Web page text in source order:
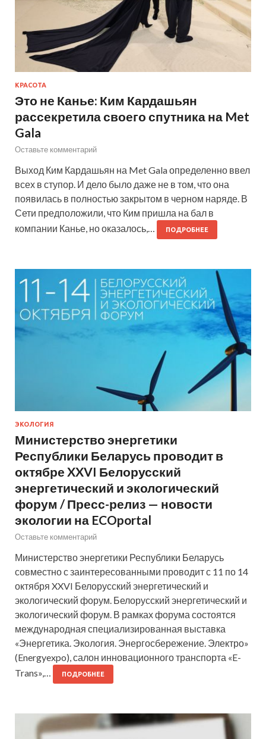
КРАСОТА
Это не Канье: Ким Кардашьян
рассекретила своего спутника на Met
Gala
Оставьте комментарий
Выход Ким Кардашьян на Met Gala определенно ввел
всех в ступор. И дело было даже не в том, что она
появилась в полностью закрытом в черном наряде. В
Сети предположили, что Ким пришла на бал в
компании Канье, но оказалось,…
ПОДРОБНЕЕ
ЭКОЛОГИЯ
Министерство энергетики
Республики Беларусь проводит в
октябре XXVI Белорусский
энергетический и экологический
форум / Пресс-релиз — новости
экологии на ECOportal
Оставьте комментарий
Министерство энергетики Республики Беларусь
совместно с заинтересованными проводит с 11 по 14
октября XXVI Белорусский энергетический и
экологический форум. Белорусский энергетический и
экологический форум. В рамках форума состоятся
международная специализированная выставка
«Энергетика. Экология. Энергосбережение. Электро»
(Energyexpo), салон инновационного транспорта «E-
Trans»,…
ПОДРОБНЕЕ